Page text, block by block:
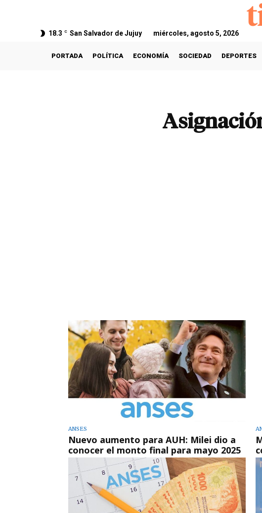
18.3 C San Salvador de Jujuy miércoles, agosto 5, 2026
PORTADA POLÍTICA ECONOMÍA SOCIEDAD DEPORTES
ANSES
Nuevo aumento para AUH: Milei dio a
conocer el monto final para mayo 2025